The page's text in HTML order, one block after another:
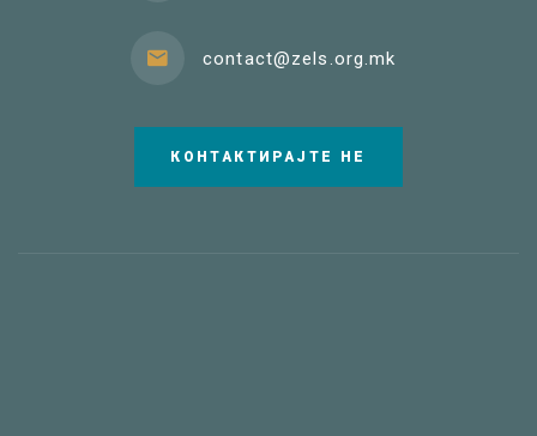
contact@zels.org.mk
КОНТАКТИРАЈТЕ НЕ